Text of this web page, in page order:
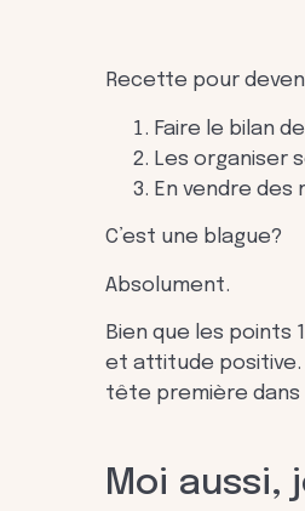
Recette pour
Faire le bilan
Les organiser
En vendre
C’est une blague?
Absolument.
Bien que les points
et attitude positive.
tête première dans
Moi aussi,